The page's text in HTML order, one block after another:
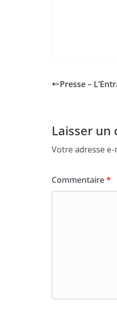
Presse –
Laisser
Votre adresse
Commentaire*